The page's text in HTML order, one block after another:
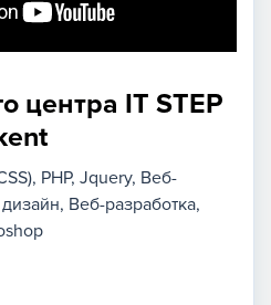
центра IT STEP
PHP Jquery Веб-
Веб-разработка